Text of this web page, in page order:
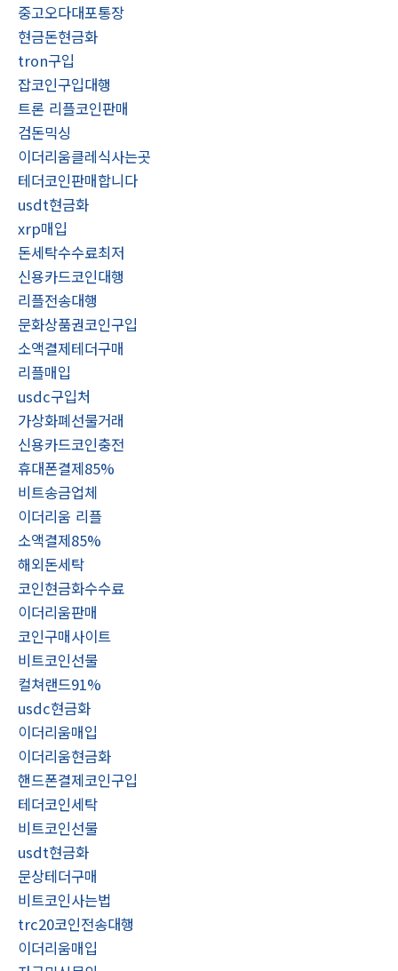
중고오다대포통장
현금돈현금화
tron구입
잡코인구입대행
트론 리플코인판매
검돈믹싱
이더리움클레식사는곳
테더코인판매합니다
usdt현금화
xrp매입
돈세탁수수료최저
신용카드코인대행
리플전송대행
문화상품권코인구입
소액결제테더구매
리플매입
usdc구입처
가상화폐선물거래
신용카드코인충전
휴대폰결제85%
비트송금업체
이더리움 리플
소액결제85%
해외돈세탁
코인현금화수수료
이더리움판매
코인구매사이트
비트코인선물
컬쳐랜드91%
usdc현금화
이더리움매입
이더리움현금화
핸드폰결제코인구입
테더코인세탁
비트코인선물
usdt현금화
문상테더구매
비트코인사는법
trc20코인전송대행
이더리움매입